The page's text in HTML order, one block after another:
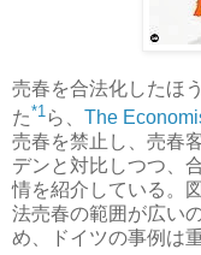
売春を合法化したほ
た*1ら、 The
売春を禁止し、売春
デンと対比しつつ、
情を紹介している。
法売春の範囲が広い
め、ドイツの事例は